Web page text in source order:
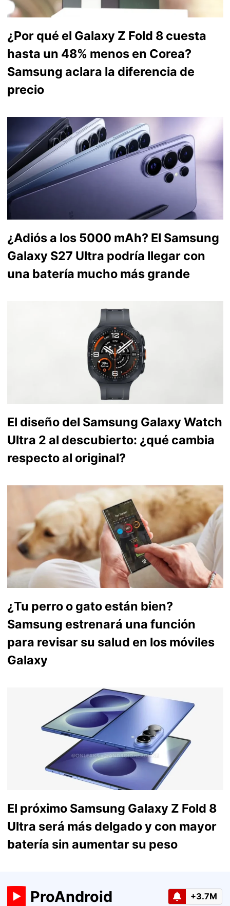
¿Por qué el Galaxy Z Fold 8 cuesta
hasta un 48% menos en Corea?
Samsung aclara la diferencia de
precio
¿Adiós a los 5000 mAh? El Samsung
Galaxy S27 Ultra podría llegar con
una batería mucho más grande
El diseño del Samsung Galaxy Watch
Ultra 2 al descubierto: ¿qué cambia
respecto al original?
¿Tu perro o gato están bien?
Samsung estrenará una función
para revisar su salud en los móviles
Galaxy
El próximo Samsung Galaxy Z Fold 8
Ultra será más delgado y con mayor
batería sin aumentar su peso
ProAndroid +3.7M